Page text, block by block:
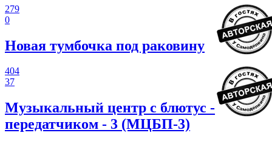
279
0
Новая тумбочка под раковину
404
37
Музыкальный центр с блютус -
передатчиком - 3 (МЦБП-3)